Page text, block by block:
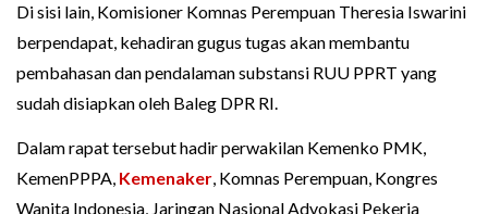
Di sisi lain, Komisioner Komnas Perempuan Theresia Iswarini
berpendapat, kehadiran gugus tugas akan membantu
pembahasan dan pendalaman substansi RUU PPRT yang
sudah disiapkan oleh Baleg DPR RI.
Dalam rapat tersebut hadir perwakilan Kemenko PMK,
KemenPPPA, Kemenaker, Komnas Perempuan, Kongres
Wanita Indonesia, Jaringan Nasional Advokasi Pekerja